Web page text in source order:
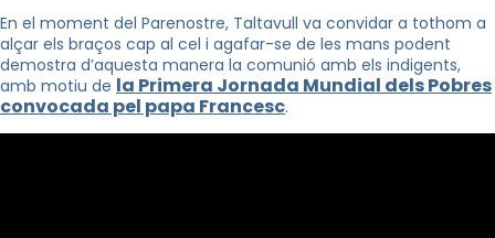
En el moment del Parenostre, Taltavull va convidar a tothom a
alçar els braços cap al cel i agafar-se de les mans podent
demostra d’aquesta manera la comunió amb els indigents,
amb motiu de la Primera Jornada Mundial dels Pobres
convocada pel papa Francesc.